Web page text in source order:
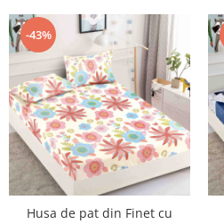
-43%
Husa de pat din Finet cu